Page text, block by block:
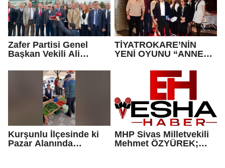
Zafer Partisi Genel
Başkan Vekili Ali
Mahkemesi Önünde
Basın Açıklaması
TİYATROKARE’NİN
YENİ OYUNU “ANNEM
KOMEDİSİNİN GALASI
YAPILDI…
Kurşunlu İlçesinde ki
Pazar Alanında
MHP Sivas Milletvekili
Mehmet ÖZYÜREK;